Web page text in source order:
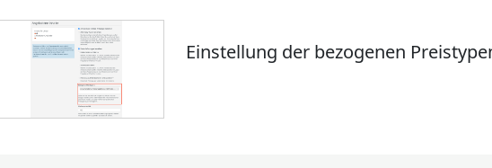
Einstellung der bezogenen